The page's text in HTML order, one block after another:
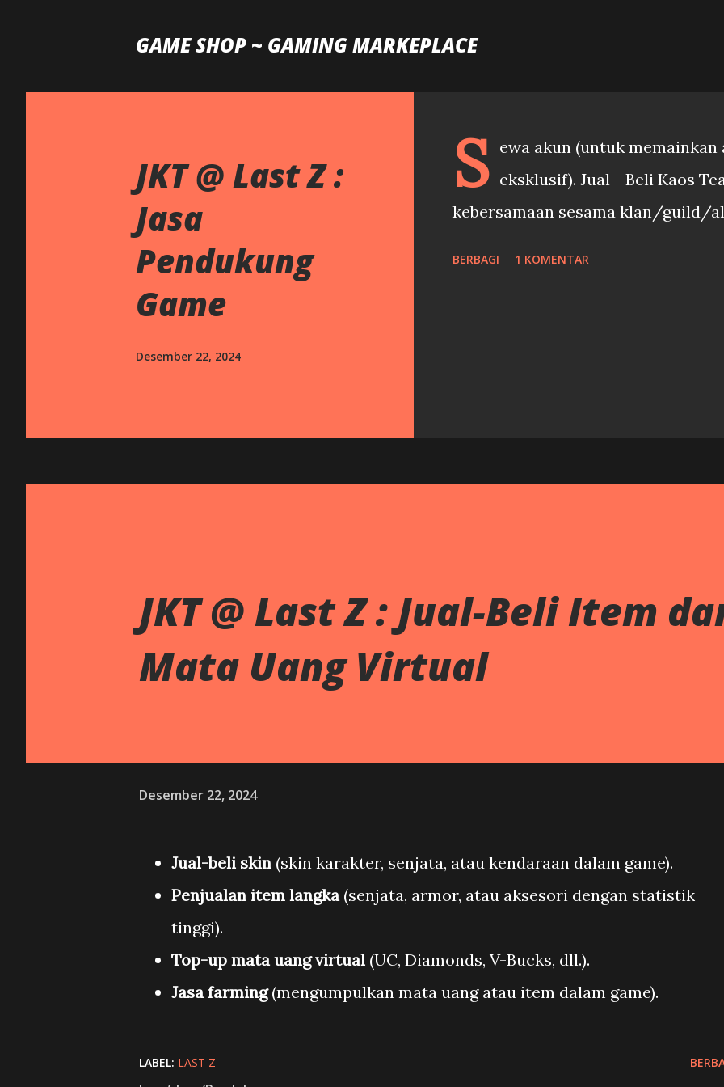
GAME SHOP ~ GAMING MARKEPLACE
JKT @ Last Z :
Jasa
Pendukung
Game
Desember 22, 2024
S ewa akun (untuk
eksklusif). Jual - Beli Kaos
kebersamaan sesama klan/guild/
BERBAGI 1 KOMENTAR
JKT @ Last Z : Jual-Beli Item
Mata Uang Virtual
Desember 22, 2024
Jual-beli skin (skin karakter, senjata, atau kendaraan dalam game).
Penjualan item langka(senjata, armor, atau aksesori dengan statistik
tinggi).
Top-up mata uang virtual (UC, Diamonds, V-Bucks, dll.).
Jasa farming(mengumpulkan mata uang atau item dalam game).
LABEL: LAST Z